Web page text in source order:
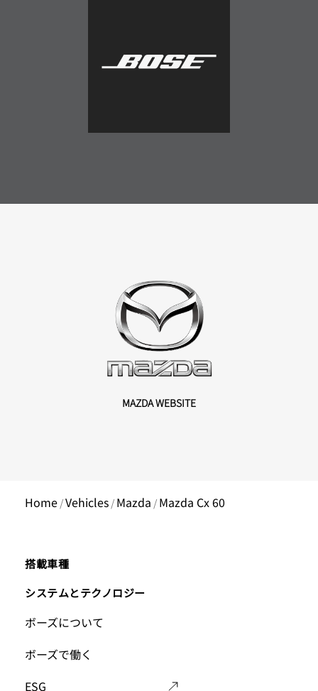
MAZDA WEBSITE
Home /Vehicles/ Mazda / Mazda Cx 60
Main
Footer
Menu
搭載車種
システムとテクノロジー
Footer
Menu
ボーズについて
ボーズで働く
ESG